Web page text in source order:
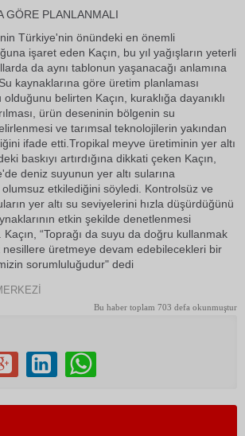
GÖRE PLANLANMALI
Türkiye'nin önündeki en önemli
işaret eden Kaçın, bu yıl yağışların yeterli
da aynı tablonun yaşanacağı anlamına
kaynaklarına göre üretim planlaması
olduğunu belirten Kaçın, kuraklığa dayanıklı
ürün deseninin bölgenin su
ve tarımsal teknolojilerin yakından
ifade etti.Tropikal meyve üretiminin yer altı
baskıyı artırdığına dikkati çeken Kaçın,
deniz suyunun yer altı sularına
olumsuz etkilediğini söyledi. Kontrolsüz ve
yer altı su seviyelerini hızla düşürdüğünü
etkin şekilde denetlenmesi
“Toprağı da suyu da doğru kullanmak
nesillere üretmeye devam edebilecekleri bir
sorumluluğudur" dedi
Bu haber toplam 703 defa okunmuştur